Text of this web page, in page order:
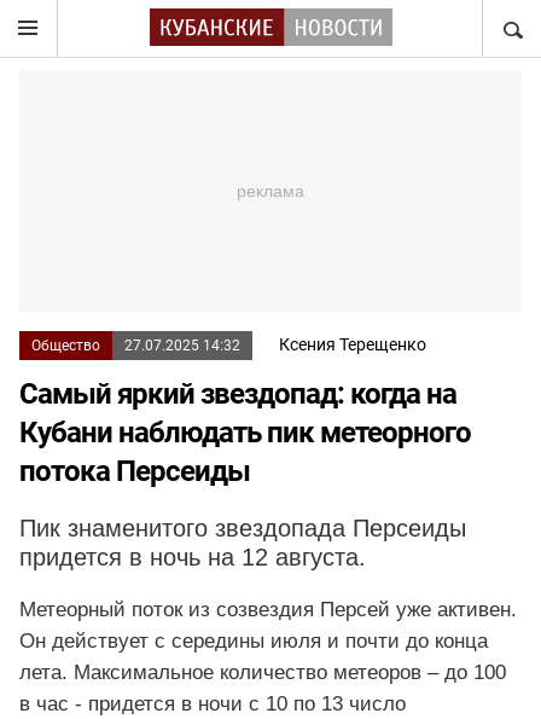
Общество 27.07.2025 14:32 Ксения Терещенко
Самый яркий звездопад: когда на
Кубани наблюдать пик метеорного
потока Персеиды
Пик знаменитого звездопада Персеиды
придется в ночь на 12 августа.
Метеорный поток из созвездия Персей уже активен.
Он действует с середины июля и почти до конца
лета. Максимальное количество метеоров – до 100
в час - придется в ночи с 10 по 13 число